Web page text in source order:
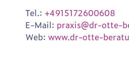
Tel.: +4915172600608
E-Mail: praxis@dr-otte-
Web: www.dr-otte-